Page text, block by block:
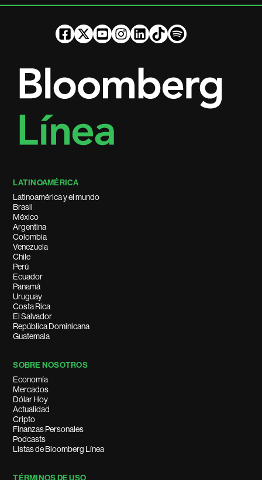
LATINOAMÉRICA
Latinoamérica y el mundo
Brasil
México
Argentina
Colombia
Venezuela
Chile
Perú
Ecuador
Panamá
Uruguay
Costa Rica
El Salvador
República Dominicana
Guatemala
SOBRE NOSOTROS
Economía
Mercados
Dólar Hoy
Actualidad
Cripto
Finanzas Personales
Podcasts
Listas de Bloomberg Línea
TÉRMINOS DE USO